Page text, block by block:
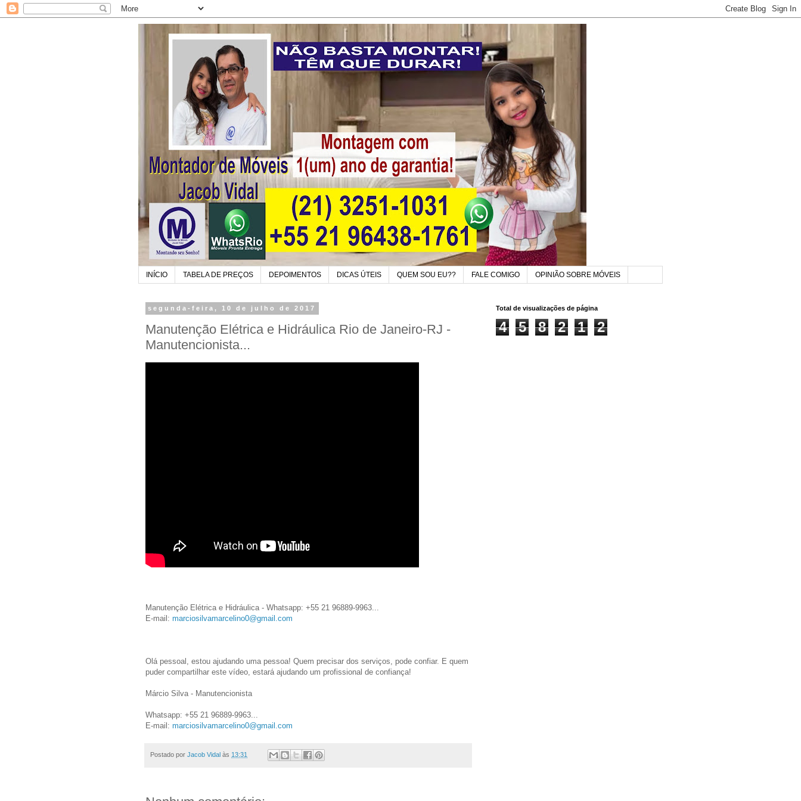
INÍCIO TABELA DE PREÇOS DEPOIMENTOS DICAS ÚTEIS QUEM SOU EU?? FALE COMIGO OPINIÃO SOBRE MÓVEIS
segunda-feira, 10 de julho de 2017
Manutenção Elétrica e Hidráulica Rio de Janeiro-RJ -
Manutencionista...
Manutenção Elétrica e Hidráulica - Whatsapp: +55 21 96889-9963...
E-mail: marciosilvamarcelino0@gmail.com
Olá pessoal, estou ajudando uma pessoa! Quem precisar dos serviços, pode confiar. E quem
puder compartilhar este vídeo, estará ajudando um profissional de confiança!
Márcio Silva - Manutencionista
Whatsapp: +55 21 96889-9963...
E-mail: marciosilvamarcelino0@gmail.com
Postado por Jacob Vidal às 13:31
Total de visualizações de página
4 5 8 2 1 2